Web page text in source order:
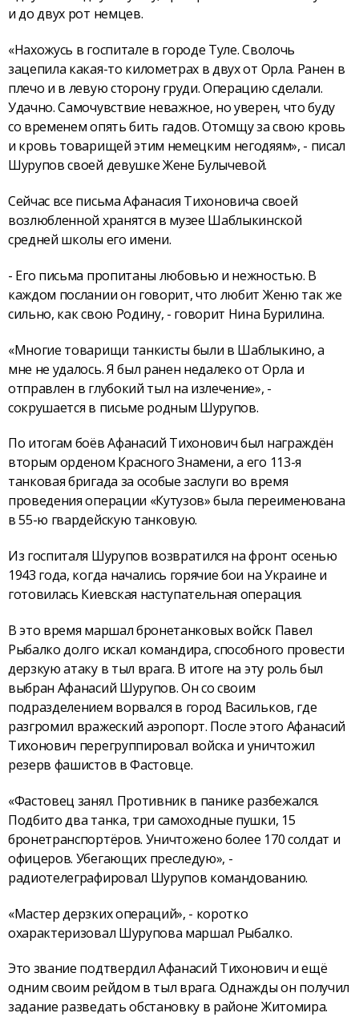
и до двух рот немцев.
«Нахожусь в госпитале в городе Туле. Сволочь
зацепила какая-то километрах в двух от Орла. Ранен в
плечо и в левую сторону груди. Операцию сделали.
Удачно. Самочувствие неважное, но уверен, что буду
со временем опять бить гадов. Отомщу за свою кровь
и кровь товарищей этим немецким негодяям», - писал
Шурупов своей девушке Жене Булычевой.
Сейчас все письма Афанасия Тихоновича своей
возлюбленной хранятся в музее Шаблыкинской
средней школы его имени.
- Его письма пропитаны любовью и нежностью. В
каждом послании он говорит, что любит Женю так же
сильно, как свою Родину, - говорит Нина Бурилина.
«Многие товарищи танкисты были в Шаблыкино, а
мне не удалось. Я был ранен недалеко от Орла и
отправлен в глубокий тыл на излечение», -
сокрушается в письме родным Шурупов.
По итогам боёв Афанасий Тихонович был награждён
вторым орденом Красного Знамени, а его 113-я
танковая бригада за особые заслуги во время
проведения операции «Кутузов» была переименована
в 55-ю гвардейскую танковую.
Из госпиталя Шурупов возвратился на фронт осенью
1943 года, когда начались горячие бои на Украине и
готовилась Киевская наступательная операция.
В это время маршал бронетанковых войск Павел
Рыбалко долго искал командира, способного провести
дерзкую атаку в тыл врага. В итоге на эту роль был
выбран Афанасий Шурупов. Он со своим
подразделением ворвался в город Васильков, где
разгромил вражеский аэропорт. После этого Афанасий
Тихонович перегруппировал войска и уничтожил
резерв фашистов в Фастовце.
«Фастовец занял. Противник в панике разбежался.
Подбито два танка, три самоходные пушки, 15
бронетранспортёров. Уничтожено более 170 солдат и
офицеров. Убегающих преследую», -
радиотелеграфировал Шурупов командованию.
«Мастер дерзких операций», - коротко
охарактеризовал Шурупова маршал Рыбалко.
Это звание подтвердил Афанасий Тихонович и ещё
одним своим рейдом в тыл врага. Однажды он получил
задание разведать обстановку в районе Житомира.